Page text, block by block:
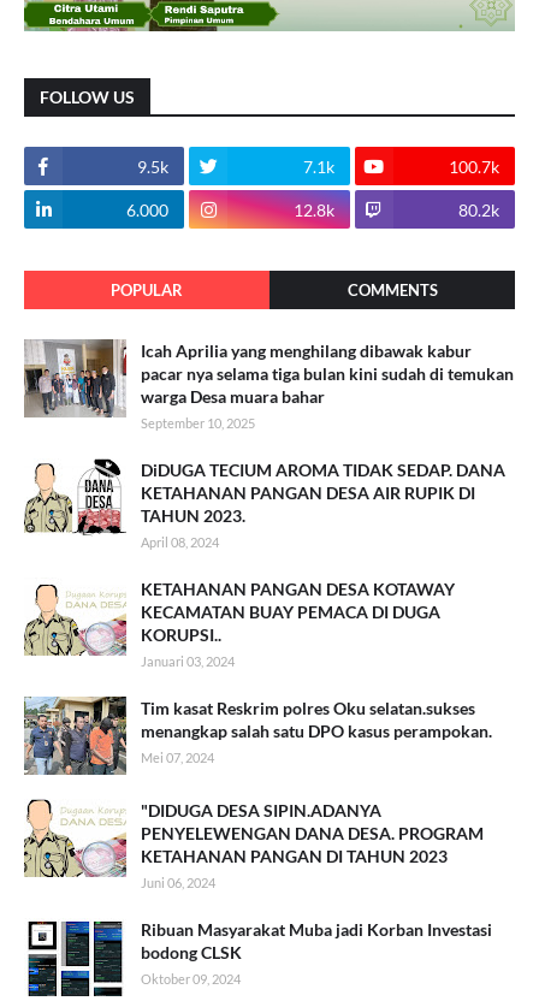
FOLLOW US
9.5k 7.1k 100.7k
6.000 12.8k 80.2k
POPULAR COMMENTS
Icah Aprilia yang menghilang dibawak kabur
pacar nya selama tiga bulan kini sudah di temukan
warga Desa muara bahar
September 10, 2025
DiDUGA TECIUM AROMA TIDAK SEDAP. DANA
KETAHANAN PANGAN DESA AIR RUPIK DI
TAHUN 2023.
April 08, 2024
KETAHANAN PANGAN DESA KOTAWAY
KECAMATAN BUAY PEMACA DI DUGA
KORUPSI..
Januari 03, 2024
Tim kasat Reskrim polres Oku selatan.sukses
menangkap salah satu DPO kasus perampokan.
Mei 07, 2024
"DIDUGA DESA SIPIN.ADANYA
PENYELEWENGAN DANA DESA. PROGRAM
KETAHANAN PANGAN DI TAHUN 2023
Juni 06, 2024
Ribuan Masyarakat Muba jadi Korban Investasi
bodong CLSK
Oktober 09, 2024